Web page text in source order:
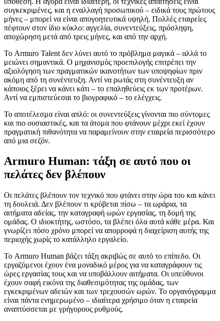
συγκεκριμένες, και η εναλλαγή προσωπικού – ειδικά τους πρώτους
μήνες – μπορεί να είναι απογοητευτικά υψηλή. Πολλές εταιρείες
πέφτουν στον ίδιο κύκλο: αγγελία, συνεντεύξεις, πρόσληψη,
αποχώρηση μετά από τρεις μήνες, και από την αρχή.
Το Armuro Talent δεν λύνει αυτό το πρόβλημα μαγικά – αλλά το
μειώνει σημαντικά. Ο μηχανισμός προεπιλογής επιτρέπει την
αξιολόγηση των πραγματικών ικανοτήτων των υποψηφίων πριν
ακόμη από τη συνέντευξη. Αντί να ρωτάς στη συνέντευξη αν
κάποιος ξέρει να κάνει κάτι – το επαληθεύεις εκ των προτέρων.
Αντί να εμπιστεύεσαι το βιογραφικό – το ελέγχεις.
Το αποτέλεσμα είναι απλό: οι συνεντεύξεις γίνονται πιο σύντομες
και πιο ουσιαστικές, και τα άτομα που φτάνουν μέχρι εκεί έχουν
πραγματική πιθανότητα να παραμείνουν στην εταιρεία περισσότερο
από μια σεζόν.
Armuro Human: τάξη σε αυτό που οι
πελάτες δεν βλέπουν
Οι πελάτες βλέπουν τον τεχνικό που φτάνει στην ώρα του και κάνει
τη δουλειά. Δεν βλέπουν τι κρύβεται πίσω – τα ωράρια, τα
αιτήματα αδείας, την καταγραφή ωρών εργασίας, τη δομή της
ομάδας. Ο ιδιοκτήτης, ωστόσο, τα βλέπει όλα αυτά κάθε μέρα. Και
γνωρίζει πόσο χρόνο μπορεί να απορροφά η διαχείριση αυτής της
περιοχής χωρίς το κατάλληλο εργαλείο.
Το Armuro Human βάζει τάξη ακριβώς σε αυτό το επίπεδο. Οι
εργαζόμενοι έχουν ένα μοναδικό μέρος για να καταγράφουν τις
ώρες εργασίας τους και να υποβάλλουν αιτήματα. Οι υπεύθυνοι
έχουν σαφή εικόνα της διαθεσιμότητας της ομάδας, των
εγκεκριμένων αδειών και των τρεχουσών ωρών. Το οργανόγραμμα
είναι πάντα ενημερωμένο – ιδιαίτερα χρήσιμο όταν η εταιρεία
αναπτύσσεται με γρήγορους ρυθμούς.